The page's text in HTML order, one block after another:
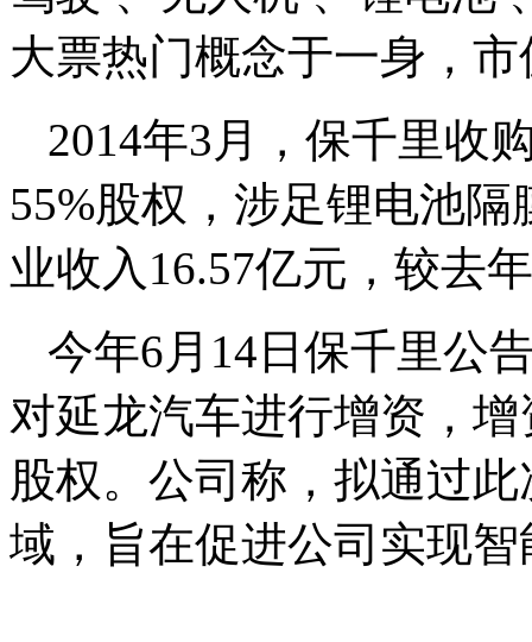
大票热门概念于一身，
2014年3月，保千里收
55%股权，涉足锂电池
业收入16.57亿元，较去
今年6月14日保千里公
对延龙汽车进行增资，
股权。公司称，拟通过
域，旨在促进公司实现